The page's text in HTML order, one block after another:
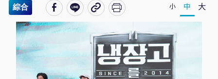
綜合 小 中 大